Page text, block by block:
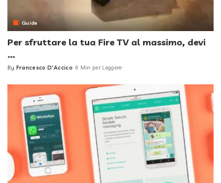
Guide
Per sfruttare la tua Fire TV al massimo, devi
…
Posted
By Francesco D'Accico 6 Min per Leggere